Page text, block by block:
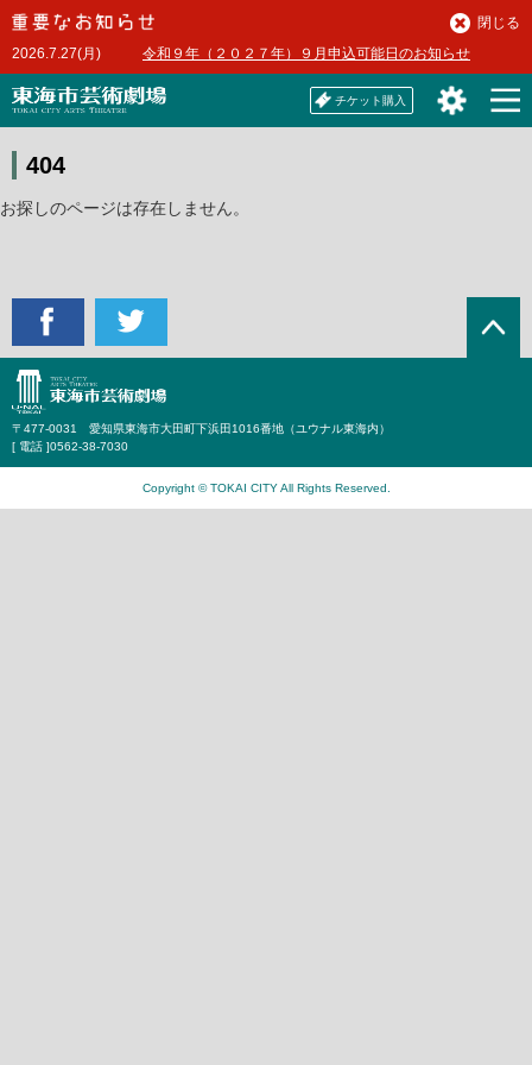
本
文
へ2026.7.27(月) 令和９年（２０２７年）９月申込可能日のお知らせ
閉じる
チケット購入
404
お探しのページは存在しません。
〒477-0031 愛知県東海市大田町下浜田1016番地（ユウナル東海内）
[ 電話 ]0562-38-7030
Copyright © TOKAI CITY All Rights Reserved.